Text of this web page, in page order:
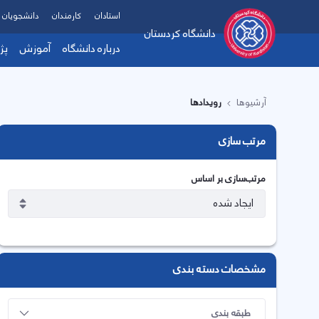
دانشگاه کردستان
درباره دانشگاه آموزش
استادان کارمندان دانشجویان
آرشیوها رویدادها
مرتب سازی
مرتب‌سازی بر اساس
مشخصات دسته بندی
طبقه بندی